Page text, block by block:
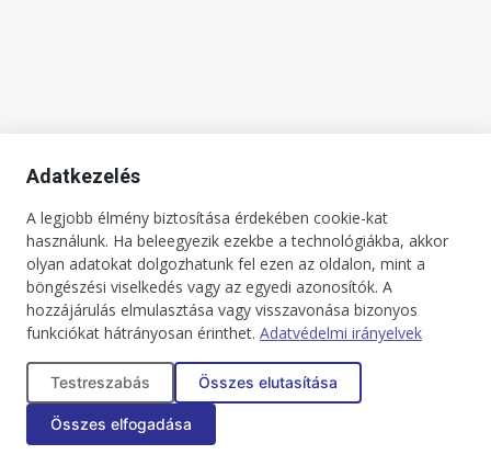
Adatkezelés
A legjobb élmény biztosítása érdekében cookie-kat
használunk. Ha beleegyezik ezekbe a technológiákba, akkor
olyan adatokat dolgozhatunk fel ezen az oldalon, mint a
böngészési viselkedés vagy az egyedi azonosítók. A
hozzájárulás elmulasztása vagy visszavonása bizonyos
funkciókat hátrányosan érinthet. Adatvédelmi irányelvek
Testreszabás Összes elutasítása
Összes elfogadása